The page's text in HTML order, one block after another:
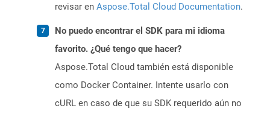
revisar en Aspose.Total Cloud Documentation.
No puedo encontrar el SDK para mi idioma
favorito. ¿Qué tengo que hacer?
Aspose.Total Cloud también está disponible
como Docker Container. Intente usarlo con
cURL en caso de que su SDK requerido aún no